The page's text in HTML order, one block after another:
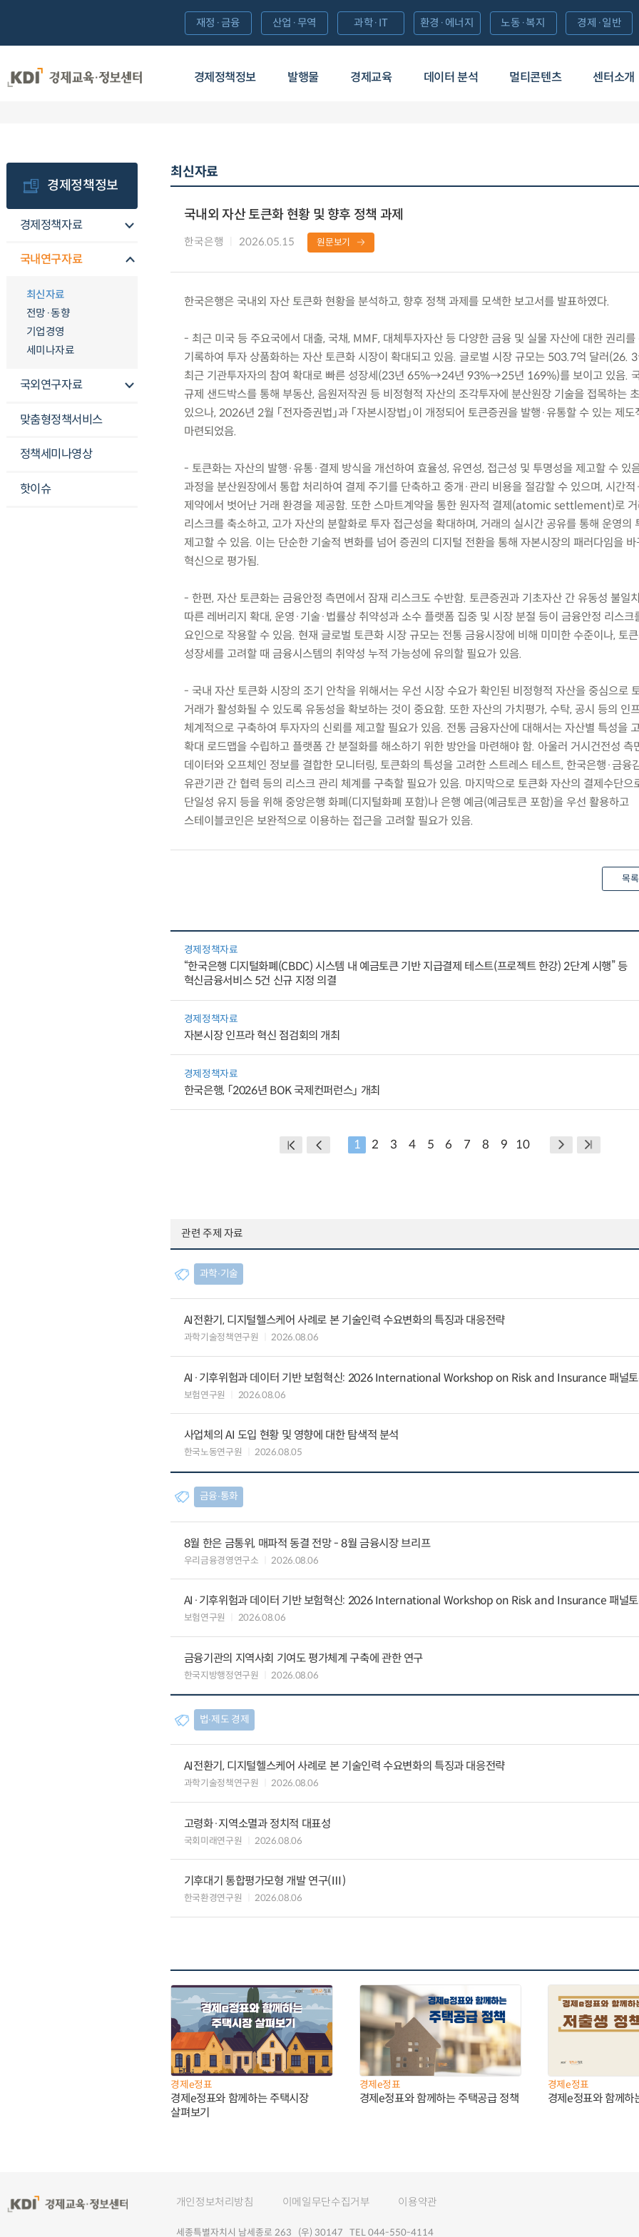
경제정책정보 발행물 경제교육 데이터 분석 멀티콘텐츠 센터소개
재정·금융 산업·무역 과학·IT 환경·에너지 노동·복지 경제·일반
경제정책정보
경제정책자료
국내연구자료
최신자료
전망·동향
기업경영
세미나자료
국외연구자료
맞춤형정책서비스
정책세미나영상
핫이슈
최신자료
국내외 자산 토큰화 현황 및 향후 정책 과제
한국은행 2026.05.15 원문보기
한국은행은 국내외 자산 토큰화 현황을 분석하고, 향후 정책 과제를 모색한 보고서를 발표하였다.
- 최근 미국 등 주요국에서 대출, 국채, MMF, 대체투자자산 등 다양한 금융 및 실물 자산에 대한 권리를
기록하여 투자 상품화하는 자산 토큰화 시장이 확대되고 있음. 글로벌 시장 규모는 503.7억 달러(26.
최근 기관투자자의 참여 확대로 빠른 성장세(23년 65%→24년 93%→25년 169%)를 보이고 있음.
규제 샌드박스를 통해 부동산, 음원저작권 등 비정형적 자산의 조각투자에 분산원장 기술을 접목하는
있으나, 2026년 2월 「전자증권법」과 「자본시장법」이 개정되어 토큰증권을 발행·유통할 수 있는 제도
마련되었음.
- 토큰화는 자산의 발행·유통·결제 방식을 개선하여 효율성, 유연성, 접근성 및 투명성을 제고할 수 있
과정을 분산원장에서 통합 처리하여 결제 주기를 단축하고 중개·관리 비용을 절감할 수 있으며, 시간적
제약에서 벗어난 거래 환경을 제공함. 또한 스마트계약을 통한 원자적 결제(atomic settlement)로 거
리스크를 축소하고, 고가 자산의 분할화로 투자 접근성을 확대하며, 거래의 실시간 공유를 통해 운영의
제고할 수 있음. 이는 단순한 기술적 변화를 넘어 증권의 디지털 전환을 통해 자본시장의 패러다임을 바
혁신으로 평가됨.
- 한편, 자산 토큰화는 금융안정 측면에서 잠재 리스크도 수반함. 토큰증권과 기초자산 간 유동성 불일
따른 레버리지 확대, 운영·기술·법률상 취약성과 소수 플랫폼 집중 및 시장 분절 등이 금융안정 리스크
요인으로 작용할 수 있음. 현재 글로벌 토큰화 시장 규모는 전통 금융시장에 비해 미미한 수준이나, 토
성장세를 고려할 때 금융시스템의 취약성 누적 가능성에 유의할 필요가 있음.
- 국내 자산 토큰화 시장의 조기 안착을 위해서는 우선 시장 수요가 확인된 비정형적 자산을 중심으로
거래가 활성화될 수 있도록 유동성을 확보하는 것이 중요함. 또한 자산의 가치평가, 수탁, 공시 등의 인
체계적으로 구축하여 투자자의 신뢰를 제고할 필요가 있음. 전통 금융자산에 대해서는 자산별 특성을
확대 로드맵을 수립하고 플랫폼 간 분절화를 해소하기 위한 방안을 마련해야 함. 아울러 거시건전성 측
데이터와 오프체인 정보를 결합한 모니터링, 토큰화의 특성을 고려한 스트레스 테스트, 한국은행·금융
유관기관 간 협력 등의 리스크 관리 체계를 구축할 필요가 있음. 마지막으로 토큰화 자산의 결제수단으
단일성 유지 등을 위해 중앙은행 화폐(디지털화폐 포함)나 은행 예금(예금토큰 포함)을 우선 활용하고
스테이블코인은 보완적으로 이용하는 접근을 고려할 필요가 있음.
목
경제정책자료
“한국은행 디지털화폐(CBDC) 시스템 내 예금토큰 기반 지급결제 테스트(프로젝트 한강) 2단계 시행” 등
혁신금융서비스 5건 신규 지정 의결
경제정책자료
자본시장 인프라 혁신 점검회의 개최
경제정책자료
한국은행, 「2026년 BOK 국제컨퍼런스」 개최
1 2 3 4 5 6 7 8 9 10
관련 주제 자료
과학∙기술
AI전환기, 디지털헬스케어 사례로 본 기술인력 수요변화의 특징과 대응전략
과학기술정책연구원 2026.08.06
AI·기후위험과 데이터 기반 보험혁신: 2026 International Workshop on Risk and Insurance 패널토
보험연구원 2026.08.06
사업체의 AI 도입 현황 및 영향에 대한 탐색적 분석
한국노동연구원 2026.08.05
금융∙통화
8월 한은 금통위, 매파적 동결 전망 - 8월 금융시장 브리프
우리금융경영연구소 2026.08.06
AI·기후위험과 데이터 기반 보험혁신: 2026 International Workshop on Risk and Insurance 패널토
보험연구원 2026.08.06
금융기관의 지역사회 기여도 평가체계 구축에 관한 연구
한국지방행정연구원 2026.08.06
법∙제도 경제
AI전환기, 디지털헬스케어 사례로 본 기술인력 수요변화의 특징과 대응전략
과학기술정책연구원 2026.08.06
고령화·지역소멸과 정치적 대표성
국회미래연구원 2026.08.06
기후대기 통합평가모형 개발 연구(Ⅲ)
한국환경연구원 2026.08.06
경제e정표
경제e정표와 함께하는 주택시장
살펴보기
경제e정표
경제e정표와 함께하는 주택공급 정책
경제e정표
경제e정표와 함께하
개인정보처리방침 이메일무단수집거부 이용약관
세종특별자치시 남세종로 263 (우) 30147 TEL 044-550-4114